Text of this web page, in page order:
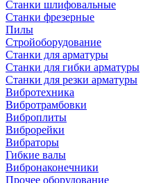
Станки шлифовальные
Станки фрезерные
Пилы
Стройоборудование
Станки для арматуры
Станки для гибки арматуры
Станки для резки арматуры
Вибротехника
Вибротрамбовки
Виброплиты
Виброрейки
Вибраторы
Гибкие валы
Вибронаконечники
Прочее оборудование